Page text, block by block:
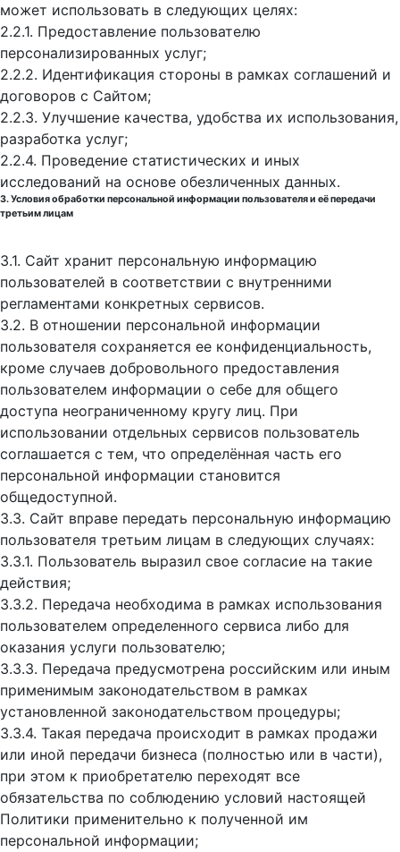
может использовать в следующих целях:
2.2.1. Предоставление пользователю
персонализированных услуг;
2.2.2. Идентификация стороны в рамках соглашений и
договоров с Сайтом;
2.2.3. Улучшение качества, удобства их использования,
разработка услуг;
2.2.4. Проведение статистических и иных
исследований на основе обезличенных данных.
3. Условия обработки персональной информации пользователя и её передачи
третьим лицам
3.1. Сайт хранит персональную информацию
пользователей в соответствии с внутренними
регламентами конкретных сервисов.
3.2. В отношении персональной информации
пользователя сохраняется ее конфиденциальность,
кроме случаев добровольного предоставления
пользователем информации о себе для общего
доступа неограниченному кругу лиц. При
использовании отдельных сервисов пользователь
соглашается с тем, что определённая часть его
персональной информации становится
общедоступной.
3.3. Сайт вправе передать персональную информацию
пользователя третьим лицам в следующих случаях:
3.3.1. Пользователь выразил свое согласие на такие
действия;
3.3.2. Передача необходима в рамках использования
пользователем определенного сервиса либо для
оказания услуги пользователю;
3.3.3. Передача предусмотрена российским или иным
применимым законодательством в рамках
установленной законодательством процедуры;
3.3.4. Такая передача происходит в рамках продажи
или иной передачи бизнеса (полностью или в части),
при этом к приобретателю переходят все
обязательства по соблюдению условий настоящей
Политики применительно к полученной им
персональной информации;